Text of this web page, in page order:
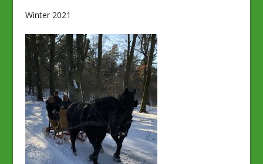
Winter 2021